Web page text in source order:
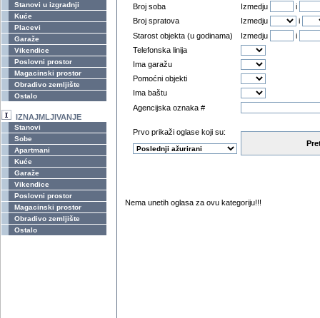
Stanovi u izgradnji
Kuće
Placevi
Garaže
Vikendice
Poslovni prostor
Magacinski prostor
Obradivo zemljište
Ostalo
IZNAJMLJIVANJE
Stanovi
Sobe
Apartmani
Kuće
Garaže
Vikendice
Poslovni prostor
Magacinski prostor
Obradivo zemljište
Ostalo
Broj soba
Izmedju
i
Broj spratova
Izmedju
i
Starost objekta (u godinama)
Izmedju
i
Telefonska linija
Ima garažu
Pomoćni objekti
Ima baštu
Agencijska oznaka #
Prvo prikaži oglase koji su:
Nema unetih oglasa za ovu kategoriju!!!